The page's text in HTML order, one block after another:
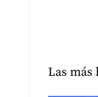
Las más